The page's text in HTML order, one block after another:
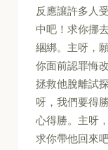
反應讓許多人
中吧！求你挪
綑綁。主呀，
你面前認罪悔
拯救他脫離試
呀，我們要得
心得勝。主呀
求你帶他回來吧